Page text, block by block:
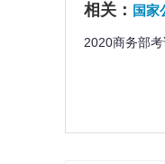
相关： 国家
2020商务部